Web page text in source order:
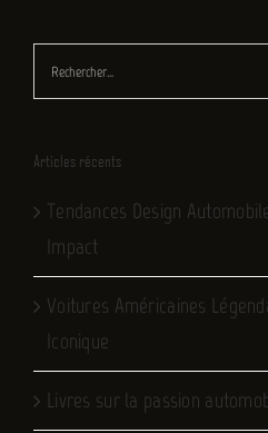
Rechercher:
Articles récents
Tendances Design
Impact
Voitures Américaines
Iconique
Livres sur la passion